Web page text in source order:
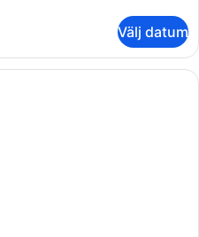
Välj datum